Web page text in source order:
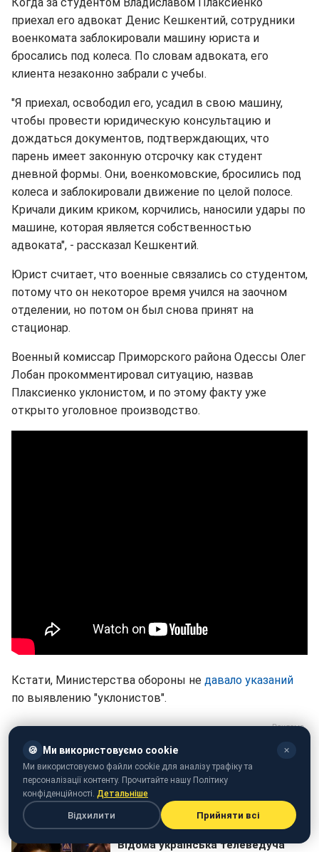
приехал его адвокат Денис Кешкентий, сотрудники
военкомата заблокировали машину юриста и
бросались под колеса. По словам адвоката, его
клиента незаконно забрали с учебы.
"Я приехал, освободил его, усадил в свою машину,
чтобы провести юридическую консультацию и
дождаться документов, подтверждающих, что
парень имеет законную отсрочку как студент
дневной формы. Они, военкомовские, бросились под
колеса и заблокировали движение по целой полосе.
Кричали диким криком, корчились, наносили удары по
машине, которая является собственностью
адвоката", - рассказал Кешкентий.
Юрист считает, что военные связались со студентом,
потому что он некоторое время учился на заочном
отделении, но потом он был снова принят на
стационар.
Военный комиссар Приморского района Одессы Олег
Лобан прокомментировал ситуацию, назвав
Плаксиенко уклонистом, и по этому факту уже
открыто уголовное производство.
Кстати, Министерства обороны не давало указаний
по выявлению "уклонистов".
🍪 Ми використовуємо cookie ✕
Ми використовуємо файли cookie для аналізу трафіку та
персоналізації контенту. Прочитайте нашу Політику
конфіденційності. Детальніше
Відхилити Прийняти всі